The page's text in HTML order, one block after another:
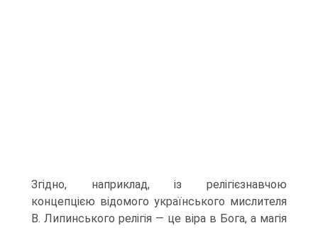
Згідно, наприклад, із релігієзнавчою
концепцією відомого українського мислите­ля
В. Липинського релігія — це віра в Бога, а магія